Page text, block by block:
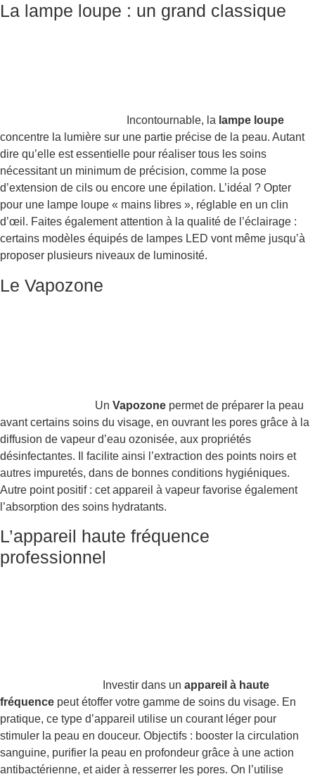
La lampe loupe : un grand classique
Incontournable, la lampe loupe
concentre la lumière sur une partie précise de la peau. Autant
dire qu’elle est essentielle pour réaliser tous les soins
nécessitant un minimum de précision, comme la pose
d’extension de cils ou encore une épilation. L’idéal ? Opter
pour une lampe loupe « mains libres », réglable en un clin
d’œil. Faites également attention à la qualité de l’éclairage :
certains modèles équipés de lampes LED vont même jusqu’à
proposer plusieurs niveaux de luminosité.
Le Vapozone
Un Vapozone permet de préparer la peau
avant certains soins du visage, en ouvrant les pores grâce à la
diffusion de vapeur d’eau ozonisée, aux propriétés
désinfectantes. Il facilite ainsi l’extraction des points noirs et
autres impuretés, dans de bonnes conditions hygiéniques.
Autre point positif : cet appareil à vapeur favorise également
l’absorption des soins hydratants.
L’appareil haute fréquence
professionnel
Investir dans un appareil à haute
fréquence peut étoffer votre gamme de soins du visage. En
pratique, ce type d’appareil utilise un courant léger pour
stimuler la peau en douceur. Objectifs : booster la circulation
sanguine, purifier la peau en profondeur grâce à une action
antibactérienne, et aider à resserrer les pores. On l’utilise